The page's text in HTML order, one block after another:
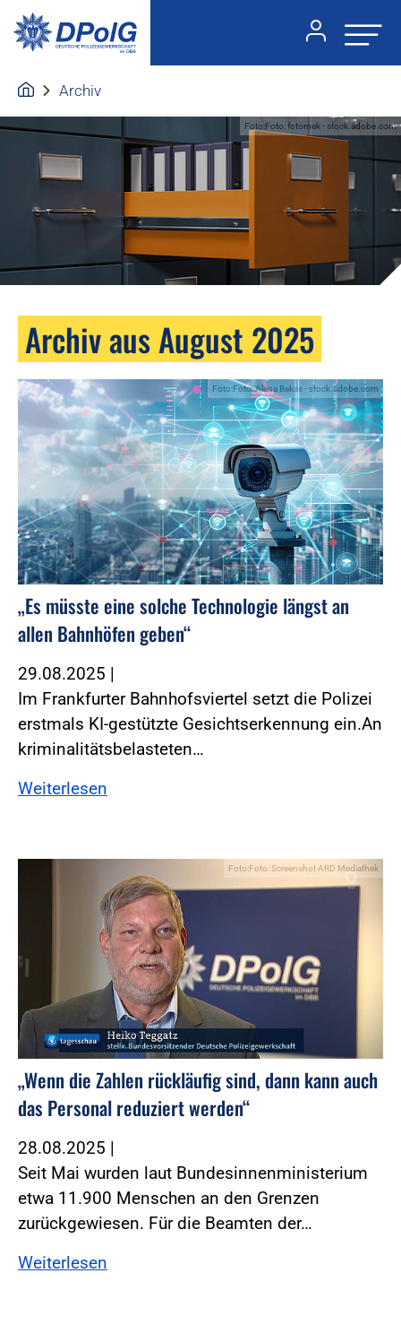
Archiv
Foto:Foto: fotomek - stock.adobe.com
Archiv aus August 2025
Foto:Foto: Alena Bekas - stock.adobe.com
„Es müsste eine solche Technologie längst an
allen Bahnhöfen geben“
29.08.2025 |
Im Frankfurter Bahnhofsviertel setzt die Polizei
erstmals KI-gestützte Gesichtserkennung ein.An
kriminalitätsbelasteten…
Weiterlesen
Foto:Foto: Screenshot ARD Mediathek
„Wenn die Zahlen rückläufig sind, dann kann auch
das Personal reduziert werden“
28.08.2025 |
Seit Mai wurden laut Bundesinnenministerium
etwa 11.900 Menschen an den Grenzen
zurückgewiesen. Für die Beamten der…
Weiterlesen